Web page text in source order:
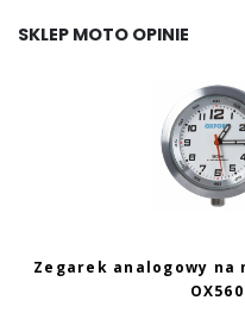
SKLEP MOTO OPINIE
Zegarek analogowy na
OX560